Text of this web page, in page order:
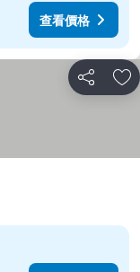
查看價格
分享 加